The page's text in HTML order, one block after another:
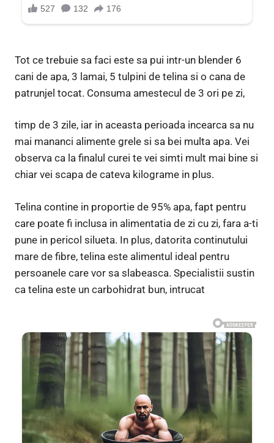
Tot ce trebuie sa faci este sa pui intr-un blender 6
cani de apa, 3 lamai, 5 tulpini de telina si o cana de
patrunjel tocat. Consuma amestecul de 3 ori pe zi,
timp de 3 zile, iar in aceasta perioada incearca sa nu
mai mananci alimente grele si sa bei multa apa. Vei
observa ca la finalul curei te vei simti mult mai bine si
chiar vei scapa de cateva kilograme in plus.
Telina contine in proportie de 95% apa, fapt pentru
care poate fi inclusa in alimentatia de zi cu zi, fara a-ti
pune in pericol silueta. In plus, datorita continutului
mare de fibre, telina este alimentul ideal pentru
persoanele care vor sa slabeasca. Specialistii sustin
ca telina este un carbohidrat bun, intrucat